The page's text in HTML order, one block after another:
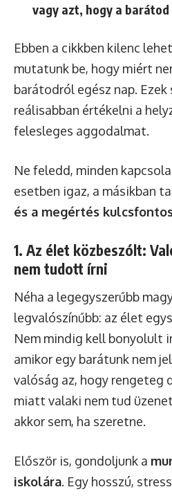
vagy azt, hogy a
Ebben a cikkben kilenc
mutatunk be, hogy miért
barátodról egész nap.
reálisabban értékelni a
felesleges aggodalmat.
Ne feledd, minden
esetben igaz, a másikban
és a megértés
1. Az élet közbeszólt:
nem tudott írni
Néha a legegyszerűbb
legvalószínűbb: az élet
Nem mindig kell bonyolult
amikor egy barátunk nem
valóság az, hogy rengeteg
miatt valaki nem tud
akkor sem, ha szeretne.
Először is, gondoljunk a
iskolára. Egy hosszú,